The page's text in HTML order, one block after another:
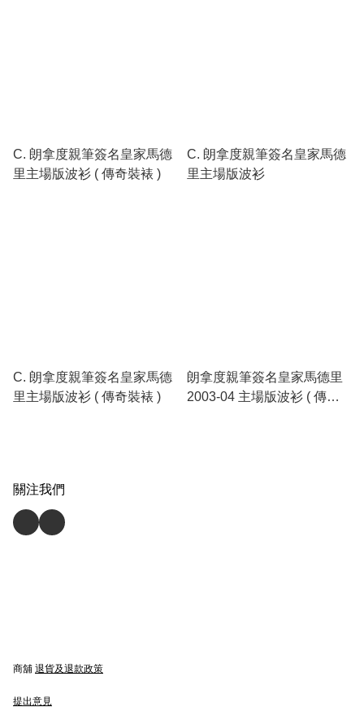
C. 朗拿度親筆簽名皇家馬德
里主場版波衫 ( 傳奇裝裱 )
C. 朗拿度親筆簽名皇家馬德
里主場版波衫
C. 朗拿度親筆簽名皇家馬德
里主場版波衫 ( 傳奇裝裱 )
朗拿度親筆簽名皇家馬德里
2003-04 主場版波衫 ( 傳奇
關注我們
商舖 退貨及退款政策
提出意見